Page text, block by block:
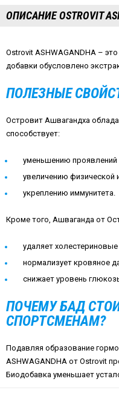
ОПИСАНИЕ OSTROVIT
Ostrovit ASHWAGANDHA –
добавки обусловлено
ПОЛЕЗНЫЕ
Островит Ашвагандха
способствует:
уменьшению проявлений
увеличению физической
укреплению иммунитета.
Кроме того, Ашваганда от
удаляет холестериновые
нормализует кровяное
снижает уровень
ПОЧЕМУ БАД
СПОРТСМЕНАМ?
Подавляя образование
ASHWAGANDHA от Ostrovit
Биодобавка уменьшает